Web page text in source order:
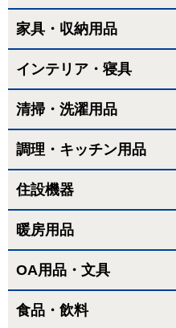
家具・収納用品
インテリア・寝具
清掃・洗濯用品
調理・キッチン用品
住設機器
暖房用品
OA用品・文具
食品・飲料